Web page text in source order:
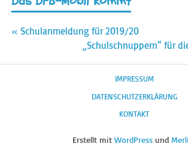
Beitragsnavigation
« Schulanmeldung für 2019/20
„Schulschnuppern“ für
IMPRESSUM
DATENSCHUTZERKLÄRUNG
KONTAKT
Erstellt mit WordPress und